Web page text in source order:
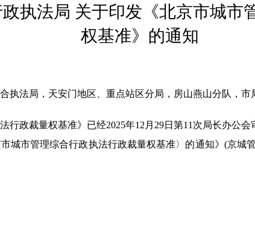
执法局 关于印发《北京市城市
权基准》的通知
执法局，天安门地区、重点站区分局，房山燕山分队，市
政裁量权基准》已经2025年12月29日第11次局长办公会
城市管理综合行政执法行政裁量权基准〉的通知》(京城